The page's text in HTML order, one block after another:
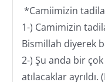
*Camiimizin
1-) Camimizin
Bismillah diyerek
2-) Şu anda bir
atılacaklar ayrıldı.